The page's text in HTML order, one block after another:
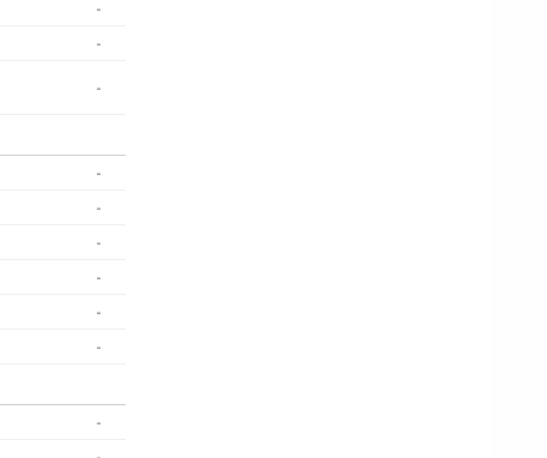
-
-
-
-
-
-
-
-
-
-